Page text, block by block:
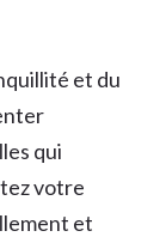
et du
qui
votre
et